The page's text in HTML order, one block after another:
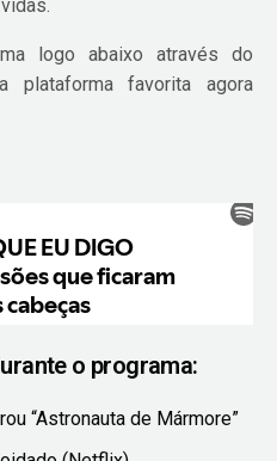
logo abaixo através do
plataforma favorita agora
o programa:
“Astronauta de Mármore”